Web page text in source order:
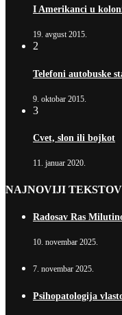
I Amerikanci u
19. avgust 2015.
2
Telefoni autobuske
9. oktobar 2015.
3
Cvet, slon ili bojkot
11. januar 2020.
NAJNOVIJI
Radosav Ras
10. novembar 2025.
7. novembar 2025.
Psihopatologija